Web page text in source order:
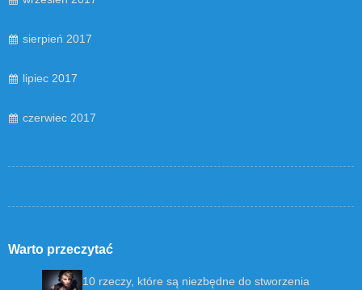
sierpień 2017
lipiec 2017
czerwiec 2017
Warto przeczytać
10 rzeczy, które są niezbędne do stworzenia